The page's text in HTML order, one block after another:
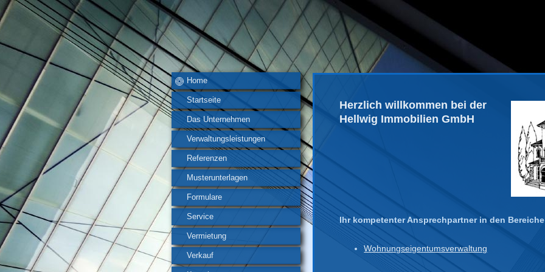
Home
Startseite
Das Unternehmen
Verwaltungsleistungen
Referenzen
Musterunterlagen
Formulare
Service
Vermietung
Verkauf
Herzlich willkommen bei der
Hellwig Immobilien GmbH
Ihr kompetenter Ansprechpartner in den
Wohnungseigentumsverwaltung